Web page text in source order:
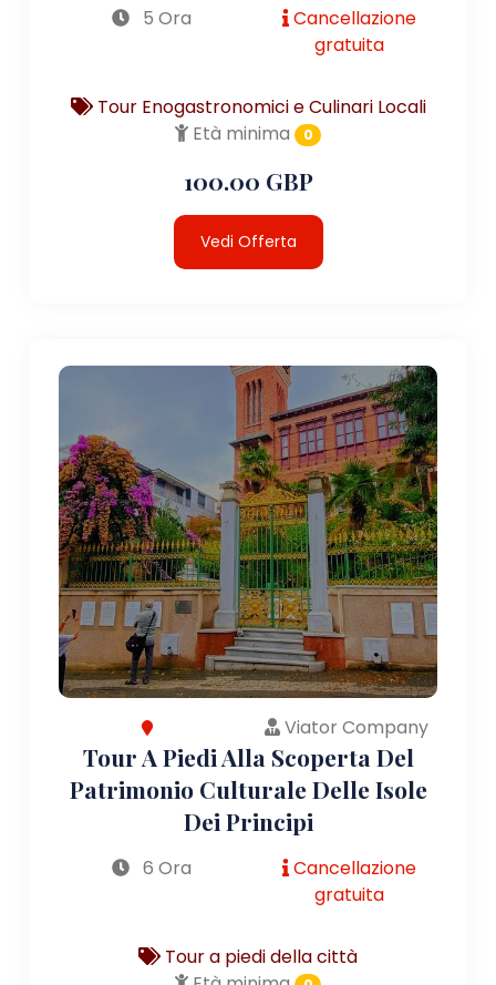
5 Ora
Cancellazione
gratuita
Tour Enogastronomici e Culinari Locali
Età minima
0
100.00 GBP
Vedi Offerta
Viator Company
Tour A Piedi Alla Scoperta Del
Patrimonio Culturale Delle Isole
Dei Principi
6 Ora
Cancellazione
gratuita
Tour a piedi della città